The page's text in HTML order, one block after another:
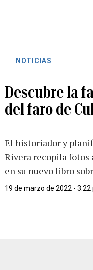
NOTICIAS
Descubre la
del faro de
El historiador y
Rivera recopila fotos
en su nuevo libro
19 de marzo de 2022 - 3:22